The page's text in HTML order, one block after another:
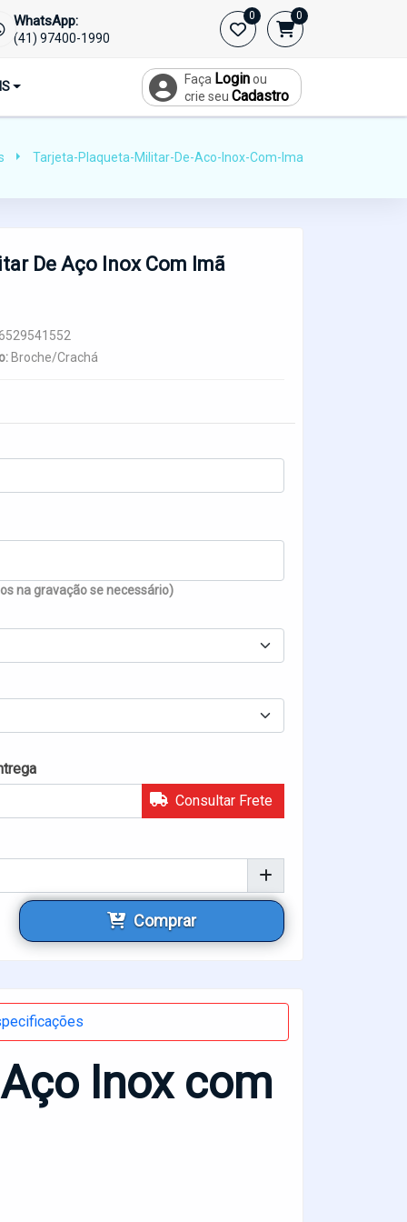
WhatsApp:
(41) 97400-1990
0 0
Faça Loginou
crie seu Cadastro
Tarjeta-Plaqueta-Militar-De-Aco-Inox-Com-Ima
De Aço Inox Com Imã
Broche/Crachá
na gravação se necessário)
Consultar Frete
Comprar
Inox com